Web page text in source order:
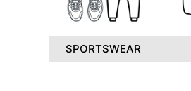
SPORTSWEAR